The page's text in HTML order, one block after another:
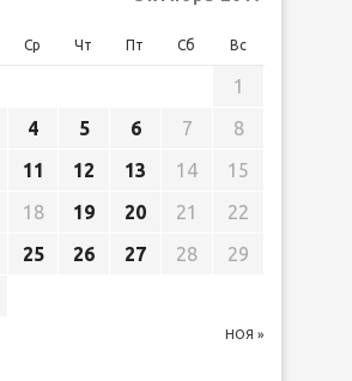
Ср Чт Пт Сб Вс
НОЯ »
1
4 5 6 7
8
11 12 13 14
15
18 19 20 21
22
25 26 27 28
29